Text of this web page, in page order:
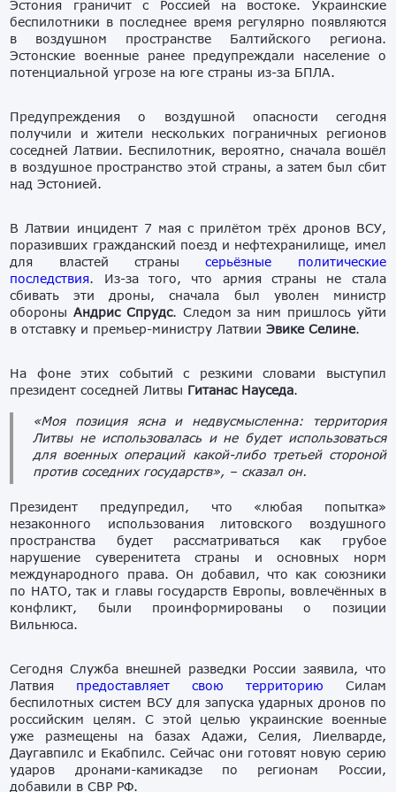
Эстония граничит с Россией на востоке. Украинские
беспилотники в последнее время регулярно появляются
в воздушном пространстве Балтийского региона.
Эстонские военные ранее предупреждали население о
потенциальной угрозе на юге страны из-за БПЛА.
Предупреждения о воздушной опасности сегодня
получили и жители нескольких пограничных регионов
соседней Латвии. Беспилотник, вероятно, сначала вошёл
в воздушное пространство этой страны, а затем был сбит
над Эстонией.
В Латвии инцидент 7 мая с прилётом трёх дронов ВСУ,
поразивших гражданский поезд и нефтехранилище, имел
для властей странысерьёзные политические
последствия. Из-за того, что армия страны не стала
сбивать эти дроны, сначала был уволен министр
обороныАндрис Спрудс. Следом за ним пришлось уйти
в отставку и премьер-министру ЛатвииЭвике Селине.
На фоне этих событий с резкими словами выступил
президент соседней Литвы Гитанас Науседа.
«Моя позиция ясна и недвусмысленна: территория
Литвы не использовалась и не будет использоваться
для военных операций какой-либо третьей стороной
против соседних государств», – сказал он.
Президент предупредил, что «любая попытка»
незаконного использования литовского воздушного
пространства будет рассматриваться как грубое
нарушение суверенитета страны и основных норм
международного права. Он добавил, что как союзники
по НАТО, так и главы государств Европы, вовлечённых в
конфликт, были проинформированы о позиции
Вильнюса.
Сегодня Служба внешней разведки России заявила, что
Латвия предоставляет свою территорию Силам
беспилотных систем ВСУ для запуска ударных дронов по
российским целям. С этой целью украинские военные
уже размещены на базах Адажи, Селия, Лиелварде,
Даугавпилс и Екабпилс. Сейчас они готовят новую серию
ударов дронами-камикадзе по регионам России,
добавили в СВР РФ.